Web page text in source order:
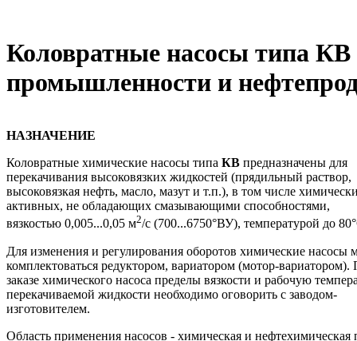
Коловратные насосы типа КВ
промышленности и
НАЗНАЧЕНИЕ
Коловратные химические насосы типа КВ предназначены для
перекачивания высоковязких жидкостей (прядильный раствор,
высоковязкая нефть, масло, мазут и т.п.), в том числе
активных, не обладающих смазывающими способностями,
вязкостью 0,005...0,05 м2/с (700...6750°ВУ), температурой до
Для изменения и регулирования оборотов химические насосы
комплектоваться редуктором, вариатором (мотор-вариатором).
заказе химического насоса пределы вязкости и рабочую
перекачиваемой жидкости необходимо оговорить с заводом-
изготовителем.
Область применения насосов - химическая и